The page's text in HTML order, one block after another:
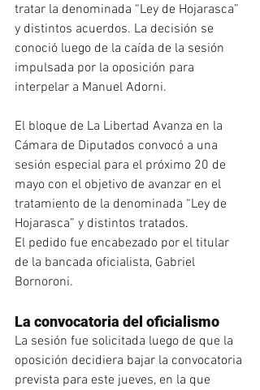
tratar la denominada “Ley de Hojarasca”
y distintos acuerdos. La decisión se
conoció luego de la caída de la sesión
impulsada por la oposición para
interpelar a Manuel Adorni.
El bloque de La Libertad Avanza en la
Cámara de Diputados convocó a una
sesión especial para el próximo 20 de
mayo con el objetivo de avanzar en el
tratamiento de la denominada “Ley de
Hojarasca” y distintos tratados.
El pedido fue encabezado por el titular
de la bancada oficialista, Gabriel
Bornoroni.
La convocatoria del oficialismo
La sesión fue solicitada luego de que la
oposición decidiera bajar la convocatoria
prevista para este jueves, en la que